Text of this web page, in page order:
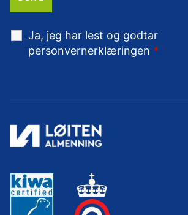
Ja, jeg har lest og godtar
personvernerklæringen *